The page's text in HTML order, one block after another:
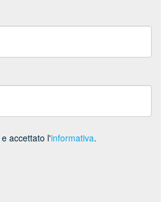
accettato l'informativa.